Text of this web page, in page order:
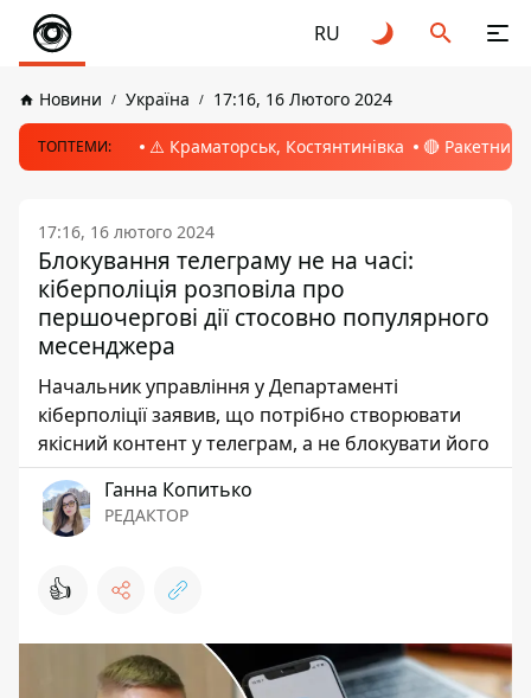
RU
Новини Україна 17:16, 16 Лютого 2024
ТОПТЕМИ: ⚠️ Краматорськ, Костянтинівка 🔴 Ракетний
17:16, 16 лютого 2024
Блокування телеграму не на часі:
кіберполіція розповіла про
першочергові дії стосовно популярного
месенджера
Начальник управління у Департаменті
кіберполіції заявив, що потрібно створювати
якісний контент у телеграм, а не блокувати його
Ганна Копитько
РЕДАКТОР
👍